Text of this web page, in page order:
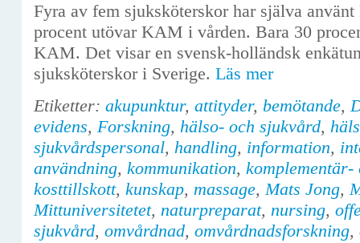
Fyra av fem sjuksköterskor har själva
procent utövar KAM i vården. Bara 30
KAM. Det visar en svensk-holländsk
sjuksköterskor i Sverige. Läs mer
Etiketter: akupunktur, attityder, bemötande,
evidens, Forskning, hälso- och sjukvård,
sjukvårdspersonal, handling, information,
användning, kommunikation,
kosttillskott, kunskap, massage,Mats Jong,
Mittuniversitetet, naturpreparat, nursing,
sjukvård, omvårdnad, omvårdnadsforskning,